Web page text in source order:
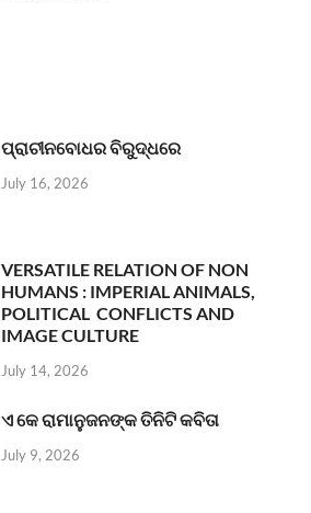
ପ୍ରାଚୀନବୋଧର ବିରୁଦ୍ଧରେ
July 16, 2026
VERSATILE RELATION OF NON
HUMANS : IMPERIAL ANIMALS,
POLITICAL CONFLICTS AND
IMAGE CULTURE
July 14, 2026
ଏ କେ ରାମାନୁଜନଙ୍କ ତିନିଟି କବିତା
July 9, 2026